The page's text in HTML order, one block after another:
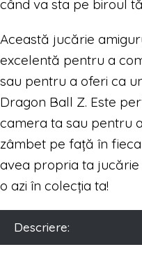
când va sta pe biroul
Această jucărie
excelentă pentru a
sau pentru a oferi ca
Dragon Ball Z. Este
camera ta sau pentru
zâmbet pe față în
avea propria ta jucărie
o azi în colecția ta!
Descriere: